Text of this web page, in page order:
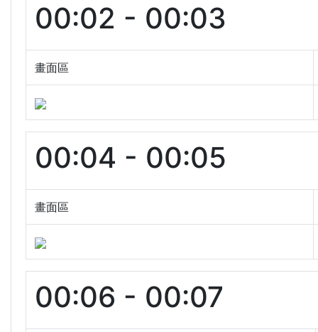
00:02 - 00:03
畫面區
00:04 - 00:05
畫面區
00:06 - 00:07